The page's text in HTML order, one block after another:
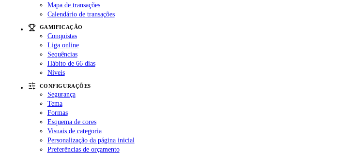
Mapa de transações
Calendário de transações
GAMIFICAÇÃO
Conquistas
Liga online
Sequências
Hábito de 66 dias
Níveis
CONFIGURAÇÕES
Segurança
Tema
Formas
Esquema de cores
Visuais de categoria
Personalização da página inicial
Preferências de orçamento